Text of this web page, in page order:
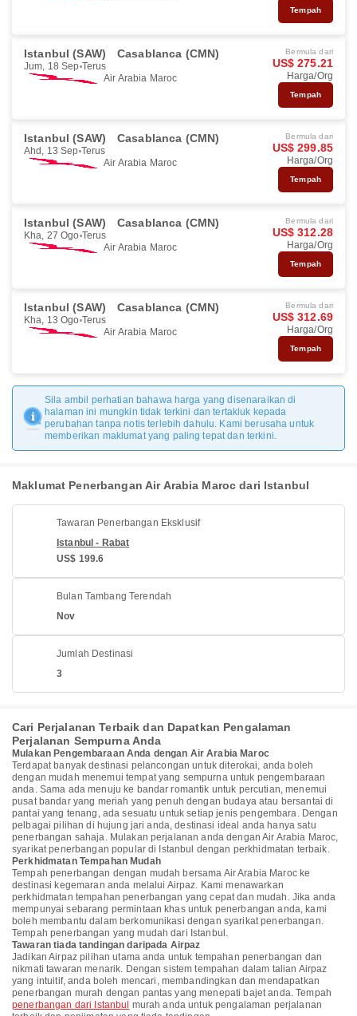
Tempah
Istanbul (SAW) Casablanca (CMN)
Jum, 18 Sep Terus
Air Arabia Maroc
Bermula dari
US$ 275.21
Harga/Org
Tempah
Istanbul (SAW) Casablanca (CMN)
Ahd, 13 Sep Terus
Air Arabia Maroc
Bermula dari
US$ 299.85
Harga/Org
Tempah
Istanbul (SAW) Casablanca (CMN)
Kha, 27 Ogo Terus
Air Arabia Maroc
Bermula dari
US$ 312.28
Harga/Org
Tempah
Istanbul (SAW) Casablanca (CMN)
Kha, 13 Ogo Terus
Air Arabia Maroc
Bermula dari
US$ 312.69
Harga/Org
Tempah
Sila ambil perhatian bahawa harga yang disenaraikan di
halaman ini mungkin tidak terkini dan tertakluk kepada
perubahan tanpa notis terlebih dahulu. Kami berusaha untuk
memberikan maklumat yang paling tepat dan terkini.
Maklumat Penerbangan Air Arabia Maroc dari Istanbul
Tawaran Penerbangan Eksklusif
Istanbul - Rabat
US$ 199.6
Bulan Tambang Terendah
Nov
Jumlah Destinasi
3
Cari Perjalanan Terbaik dan Dapatkan Pengalaman
Perjalanan Sempurna Anda
Mulakan Pengembaraan Anda dengan Air Arabia Maroc
Terdapat banyak destinasi pelancongan untuk diterokai, anda boleh
dengan mudah menemui tempat yang sempurna untuk pengembaraan
anda. Sama ada menuju ke bandar romantik untuk percutian, menemui
pusat bandar yang meriah yang penuh dengan budaya atau bersantai di
pantai yang tenang, ada sesuatu untuk setiap jenis pengembara. Dengan
pelbagai pilihan di hujung jari anda, destinasi ideal anda hanya satu
penerbangan sahaja. Mulakan perjalanan anda dengan Air Arabia Maroc,
syarikat penerbangan popular di Istanbul dengan perkhidmatan terbaik.
Perkhidmatan Tempahan Mudah
Tempah penerbangan dengan mudah bersama Air Arabia Maroc ke
destinasi kegemaran anda melalui Airpaz. Kami menawarkan
perkhidmatan tempahan penerbangan yang cepat dan mudah. Jika anda
mempunyai sebarang permintaan khas untuk penerbangan anda, kami
boleh membantu dalam berkomunikasi dengan syarikat penerbangan.
Tempah penerbangan yang mudah dari Istanbul.
Tawaran tiada tandingan daripada Airpaz
Jadikan Airpaz pilihan utama anda untuk tempahan penerbangan dan
nikmati tawaran menarik. Dengan sistem tempahan dalam talian Airpaz
yang intuitif, anda boleh mencari, membandingkan dan mendapatkan
penerbangan murah dengan pantas yang menepati bajet anda. Tempah
penerbangan dari Istanbul murah anda untuk pengalaman perjalanan